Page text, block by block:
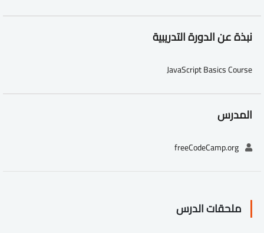
نبذة عن الدورة التدريبية
JavaScript Basics Course
المدرس
ملحقات الدرس